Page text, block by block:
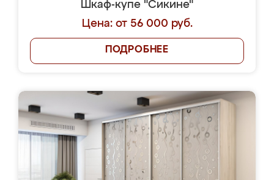
Шкаф-купе "Сикине"
Цена: от 56 000 руб.
ПОДРОБНЕЕ